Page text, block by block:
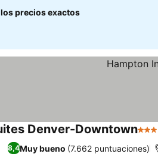
precios exactos
Denver-Downtown3
8,4Muy bueno (7.662 puntuaciones)